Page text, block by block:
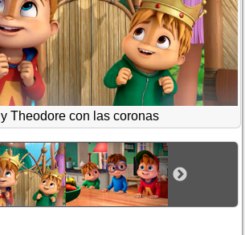
Theodore con las coronas